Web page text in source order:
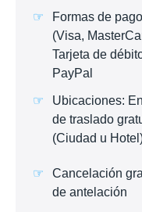
Formas de
(Visa,
Tarjeta de
PayPal
Ubicaciones:
de traslado
(Ciudad u
Cancelación
de antelación